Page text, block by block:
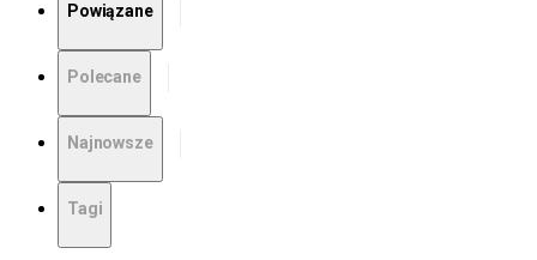
Powiązane
Polecane
Najnowsze
Tagi